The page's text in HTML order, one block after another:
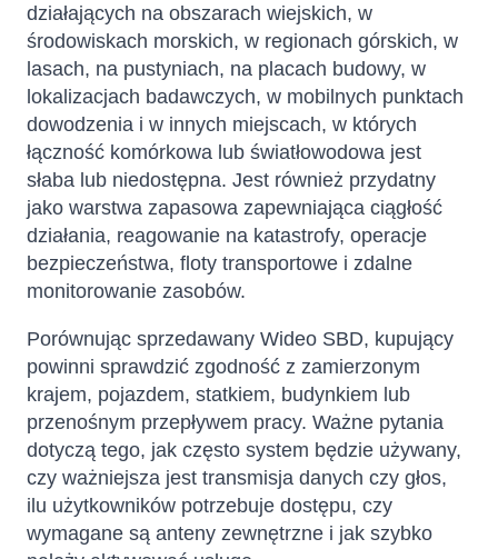
działających na obszarach wiejskich, w
środowiskach morskich, w regionach górskich, w
lasach, na pustyniach, na placach budowy, w
lokalizacjach badawczych, w mobilnych punktach
dowodzenia i w innych miejscach, w których
łączność komórkowa lub światłowodowa jest
słaba lub niedostępna. Jest również przydatny
jako warstwa zapasowa zapewniająca ciągłość
działania, reagowanie na katastrofy, operacje
bezpieczeństwa, floty transportowe i zdalne
monitorowanie zasobów.
Porównując sprzedawany Wideo SBD, kupujący
powinni sprawdzić zgodność z zamierzonym
krajem, pojazdem, statkiem, budynkiem lub
przenośnym przepływem pracy. Ważne pytania
dotyczą tego, jak często system będzie używany,
czy ważniejsza jest transmisja danych czy głos,
ilu użytkowników potrzebuje dostępu, czy
wymagane są anteny zewnętrzne i jak szybko